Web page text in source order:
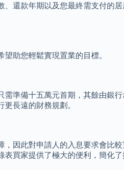
還款年期以及您最終需支付的
助您輕鬆實現置業的目標。
準備十五萬元首期，其餘由銀
長遠的財務規劃。
因此對申請人的入息要求會比
買家提供了極大的便利，簡化